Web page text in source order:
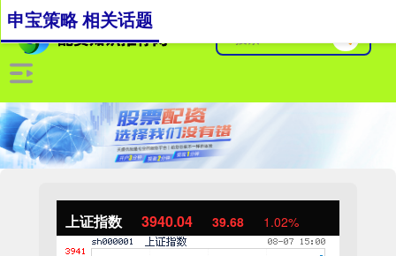
上证指数 3940.04 39.68 1.02%
申宝策略 相关话题